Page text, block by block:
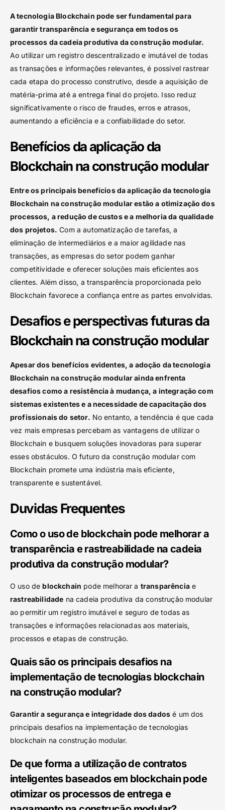
A tecnologia Blockchain pode ser fundamental para
garantir transparência e segurança em todos os
processos da cadeia produtiva da construção modular.
Ao utilizar um registro descentralizado e imutável de todas
as transações e informações relevantes, é possível rastrear
cada etapa do processo construtivo, desde a aquisição de
matéria-prima até a entrega final do projeto. Isso reduz
significativamente o risco de fraudes, erros e atrasos,
aumentando a eficiência e a confiabilidade do setor.
Benefícios da aplicação da
Blockchain na construção modular
Entre os principais benefícios da aplicação da tecnologia
Blockchain na construção modular estão a otimização dos
processos, a redução de custos e a melhoria da qualidade
dos projetos. Com a automatização de tarefas, a
eliminação de intermediários e a maior agilidade nas
transações, as empresas do setor podem ganhar
competitividade e oferecer soluções mais eficientes aos
clientes. Além disso, a transparência proporcionada pelo
Blockchain favorece a confiança entre as partes envolvidas.
Desafios e perspectivas futuras da
Blockchain na construção modular
Apesar dos benefícios evidentes, a adoção da tecnologia
Blockchain na construção modular ainda enfrenta
desafios como a resistência à mudança, a integração com
sistemas existentes e a necessidade de capacitação dos
profissionais do setor. No entanto, a tendência é que cada
vez mais empresas percebam as vantagens de utilizar o
Blockchain e busquem soluções inovadoras para superar
esses obstáculos. O futuro da construção modular com
Blockchain promete uma indústria mais eficiente,
transparente e sustentável.
Duvidas Frequentes
Como o uso de blockchain pode melhorar a
transparência e rastreabilidade na cadeia
produtiva da construção modular?
O uso deblockchain pode melhorar a transparênciae
rastreabilidade na cadeia produtiva da construção modular
ao permitir um registro imutável e seguro de todas as
transações e informações relacionadas aos materiais,
processos e etapas de construção.
Quais são os principais desafios na
implementação de tecnologias blockchain
na construção modular?
Garantir a segurança e integridade dos dados é um dos
principais desafios na implementação de tecnologias
blockchain na construção modular.
De que forma a utilização de contratos
inteligentes baseados em blockchain pode
otimizar os processos de entrega e